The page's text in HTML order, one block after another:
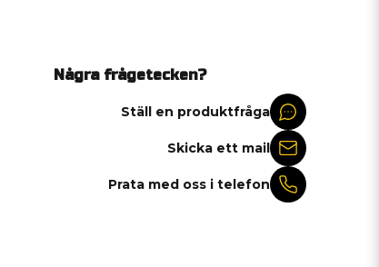
Några frågetecken?
Ställ en produktfråga
Skicka ett mail
Prata med oss i telefon